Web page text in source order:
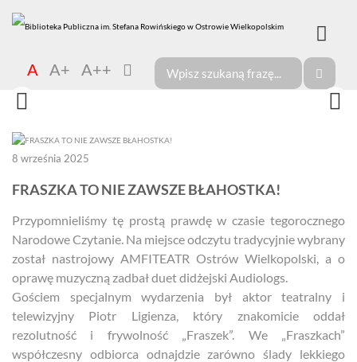
A A+ A++
8 września 2025
FRASZKA TO NIE ZAWSZE BŁAHOSTKA!
Przypomnieliśmy tę prostą prawdę w czasie tegorocznego
Narodowe Czytanie. Na miejsce odczytu tradycyjnie wybrany
został nastrojowy AMFITEATR Ostrów Wielkopolski, a o
oprawę muzyczną zadbał duet didżejski Audiologs.
Gościem specjalnym wydarzenia był aktor teatralny i
telewizyjny Piotr Ligienza, który znakomicie oddał
rezolutność i frywolność „Fraszek”. We „Fraszkach”
współczesny odbiorca odnajdzie zarówno ślady lekkiego